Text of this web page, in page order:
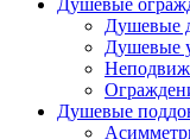
Душевые
Душевые
Душевые
Душевые